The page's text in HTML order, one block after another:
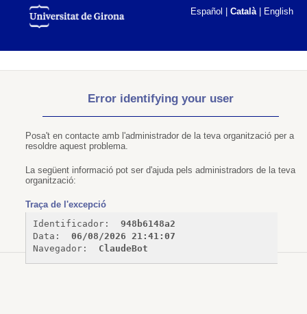
Español Català| English
Error identifying your user
Posa't en contacte amb l'administrador de la teva organització per a
resoldre aquest problema.
La següent informació pot ser d'ajuda pels administradors de la teva
organització:
Traça de l'excepció
Identificador:
948b6148a2
Data:
06/08/2026 21:41:07
Navegador:
ClaudeBot